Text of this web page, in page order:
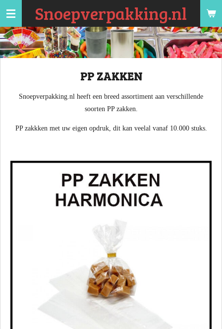
Ga
naar
de
hoofdinhoud
Snoepverpakking.nl
PP ZAKKEN
Snoepverpakking.nl heeft een breed assortiment aan verschillende
soorten PP zakken.
PP zakkken met uw eigen opdruk, dit kan veelal vanaf 10.000 stuks.